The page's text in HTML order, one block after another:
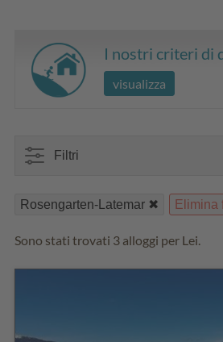
I nostri criteri di
visualizza
Filtri
Rosengarten-Latemar Elimina
Sono stati trovati 3 alloggi per Lei.